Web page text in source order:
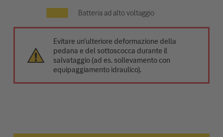
Batteria ad alto voltaggio
Evitare un’ulteriore deformazione della
pedana e del sottoscocca durante il
salvataggio (ad es. sollevamento con
equipaggiamento idraulico).